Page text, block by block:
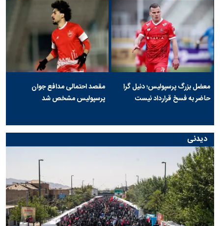
معضل بزرگ پرسپولیس؛ دنیل گرا
حاضر به فسخ قرارداد نیست
مقصد احتمالی مدافع جوان
پرسپولیس مشخص شد
دیدنی